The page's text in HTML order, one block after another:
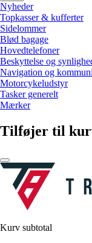
Nyheder
Topkasser & kufferter
Sidelommer
Blød bagage
Hovedtelefoner
Beskyttelse og
Navigation og
Motorcykeludstyr
Tasker generelt
Mærker
Tilføjer til
Kurv subtotal